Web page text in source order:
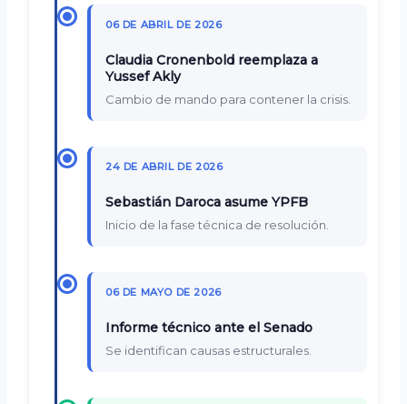
06 DE ABRIL DE 2026
Claudia Cronenbold reemplaza a
Yussef Akly
Cambio de mando para contener la crisis.
24 DE ABRIL DE 2026
Sebastián Daroca asume YPFB
Inicio de la fase técnica de resolución.
06 DE MAYO DE 2026
Informe técnico ante el Senado
Se identifican causas estructurales.